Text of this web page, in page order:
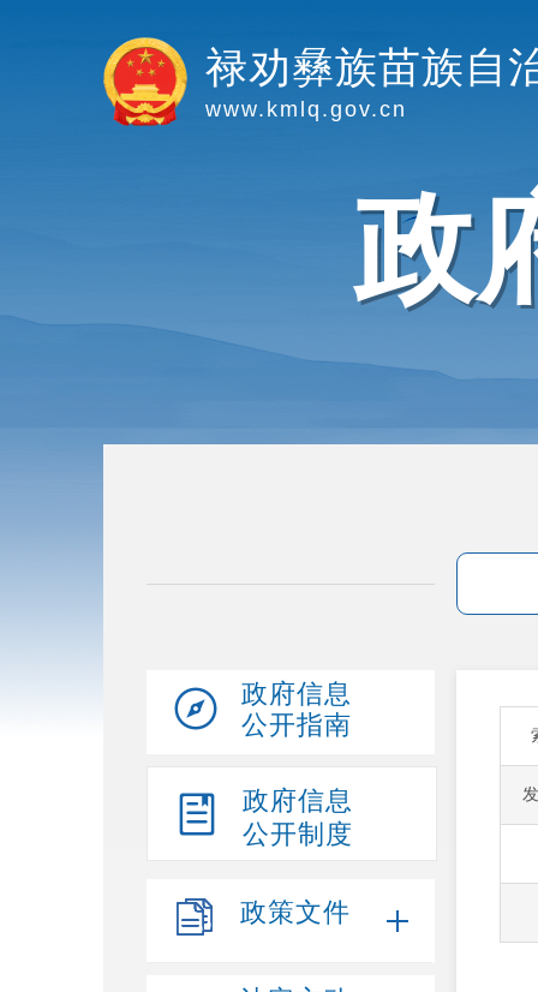
禄劝彝族苗族自
www.kmlq.gov.cn
政
政府信息
公开指南
政府信息
公开制度
政策文件